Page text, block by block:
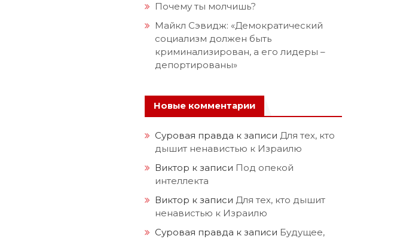
Почему ты молчишь?
Майкл Сэвидж: «Демократический
социализм должен быть
криминализирован, а его лидеры –
депортированы»
Новые комментарии
Суровая правда к записи Для тех, кто
дышит ненавистью к Израилю
Виктор к записи Под опекой
интеллекта
Виктор к записи Для тех, кто дышит
ненавистью к Израилю
Суровая правда к записи Будущее,